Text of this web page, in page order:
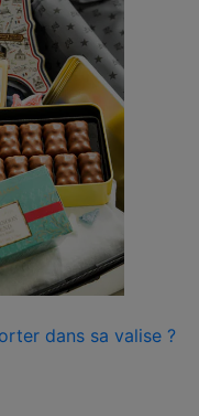
dans sa valise ?